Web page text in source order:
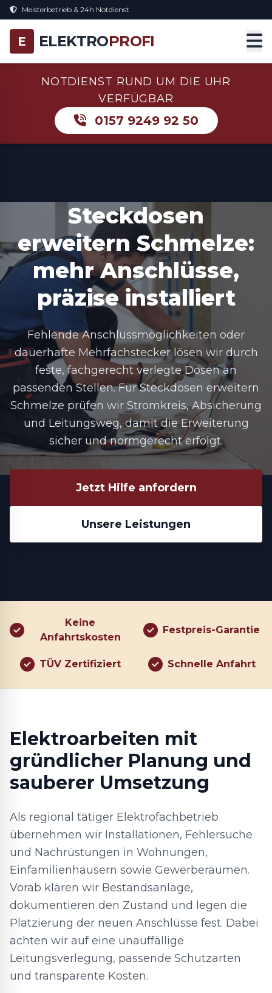
Meisterbetrieb & 24h Notdienst
E ELEKTROPROFI
NOTDIENST RUND UM DIE UHR
VERFÜGBAR
0157 9249 92 50
Steckdosen
erweitern Schmelze:
mehr Anschlüsse,
präzise installiert
Fehlende Anschlussmöglichkeiten oder
dauerhafte Mehrfachstecker lösen wir durch
feste, fachgerecht verlegte Dosen an
passenden Stellen. Für Steckdosen erweitern
Schmelze prüfen wir Stromkreis, Absicherung
und Leitungsweg, damit die Erweiterung
sicher und normgerecht erfolgt.
Jetzt Hilfe anfordern
Unsere Leistungen
Keine
Anfahrtskosten
Festpreis-Garantie
TÜV Zertifiziert Schnelle Anfahrt
Elektroarbeiten mit
gründlicher Planung und
sauberer Umsetzung
Als regional tätiger Elektrofachbetrieb
übernehmen wir Installationen, Fehlersuche
und Nachrüstungen in Wohnungen,
Einfamilienhäusern sowie Gewerberäumen.
Vorab klären wir Bestandsanlage,
dokumentieren den Zustand und legen die
Platzierung der neuen Anschlüsse fest. Dabei
achten wir auf eine unauffällige
Leitungsverlegung, passende Schutzarten
und transparente Kosten.